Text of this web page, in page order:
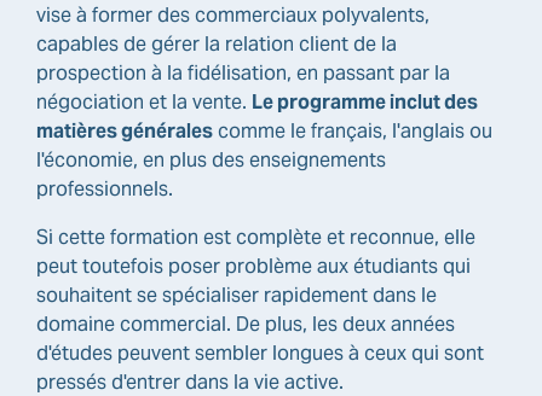
vise à former des commerciaux polyvalents,
capables de gérer la relation client de la
prospection à la fidélisation, en passant par la
négociation et la vente. Le programme inclut des
matières généralescomme le français, l'anglais ou
l'économie, en plus des enseignements
professionnels.
Si cette formation est complète et reconnue, elle
peut toutefois poser problème aux étudiants qui
souhaitent se spécialiser rapidement dans le
domaine commercial. De plus, les deux années
d'études peuvent sembler longues à ceux qui sont
pressés d'entrer dans la vie active.